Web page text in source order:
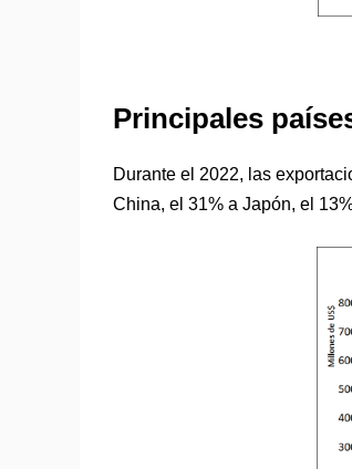
Principales
Durante el 2022, las
China, el 31% a Japón, el